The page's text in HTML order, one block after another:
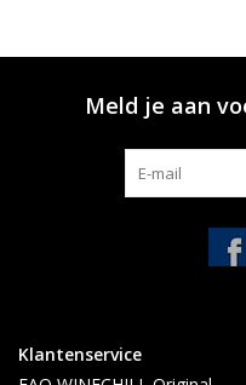
Meld je aan
Klantenservice